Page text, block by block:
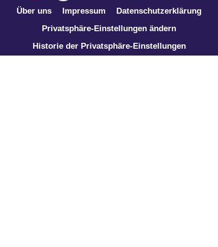
Über uns Impressum
Datenschutzerklärung
Privatsphäre-Einstellungen ändern
Historie der Privatsphäre-Einstellungen